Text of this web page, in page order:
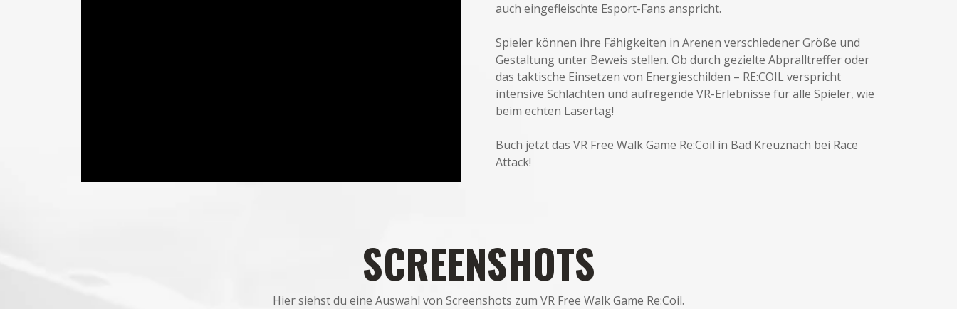
auch eingefleischte Esport-Fans anspricht.
Spieler können ihre Fähigkeiten in Arenen verschiedener Größe und
Gestaltung unter Beweis stellen. Ob durch gezielte Abpralltreffer oder
das taktische Einsetzen von Energieschilden – RE:COIL verspricht
intensive Schlachten und aufregende VR-Erlebnisse für alle Spieler, wie
beim echten Lasertag!
Buch jetzt das VR Free Walk Game Re:Coil in Bad Kreuznach bei Race
Attack!
SCREENSHOTS
Hier siehst du eine Auswahl von Screenshots zum VR Free Walk Game Re:Coil.